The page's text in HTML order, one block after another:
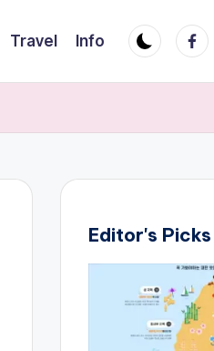
Travel Info
Editor's Picks